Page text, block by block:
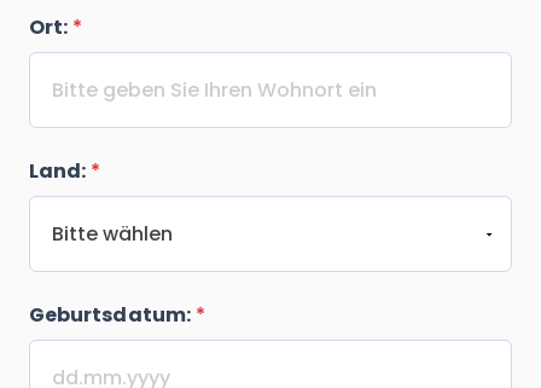
Ort: *
Land: *
Geburtsdatum: *